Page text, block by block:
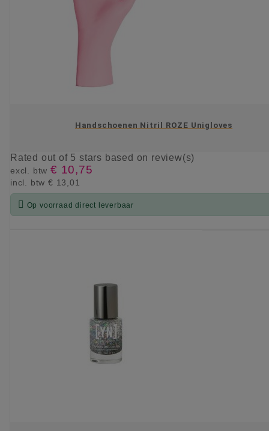
Handschoenen Nitril ROZE Unigloves
Rated out of 5 stars based on review(s)
excl. btw € 10,75
incl. btw € 13,01
 Op voorraad direct leverbaar